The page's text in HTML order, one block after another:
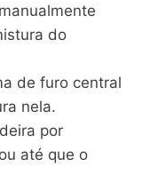
do
de furo central
nela.
por
até que o